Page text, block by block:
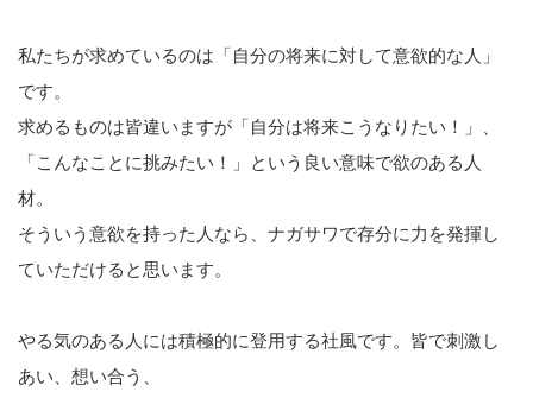
私たちが求めているのは「自分の将来に対して意欲的な人」
です。
求めるものは皆違いますが「自分は将来こうなりたい！」、
「こんなことに挑みたい！」という良い意味で欲のある人
材。
そういう意欲を持った人なら、ナガサワで存分に力を発揮し
ていただけると思います。
やる気のある人には積極的に登用する社風です。皆で刺激し
あい、想い合う、